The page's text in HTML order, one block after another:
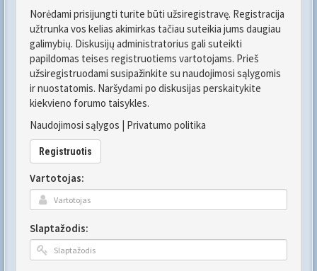
Norėdami prisijungti turite būti užsiregistravę. Registracija
užtrunka vos kelias akimirkas tačiau suteikia jums daugiau
galimybių. Diskusijų administratorius gali suteikti
papildomas teises registruotiems vartotojams. Prieš
užsiregistruodami susipažinkite su naudojimosi sąlygomis
ir nuostatomis. Naršydami po diskusijas perskaitykite
kiekvieno forumo taisykles.
Naudojimosi sąlygos | Privatumo politika
Registruotis
Vartotojas:
Slaptažodis: